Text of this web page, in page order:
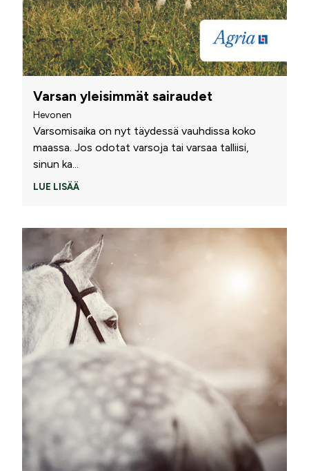
Varsan yleisimmät sairaudet
Hevonen
Varsomisaika on nyt täydessä vauhdissa koko
maassa. Jos odotat varsoja tai varsaa talliisi,
sinun ka...
LUE LISÄÄ